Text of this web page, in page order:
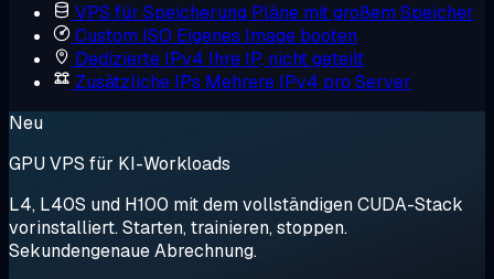
VPS für Speicherung Pläne mit großem Speicher
Custom ISO Eigenes Image booten
Dedizierte IPv4 Ihre IP, nicht geteilt
Zusätzliche IPs Mehrere IPv4 pro Server
Neu
GPU VPS für KI-Workloads
L4, L40S und H100 mit dem vollständigen CUDA-Stack
vorinstalliert. Starten, trainieren, stoppen.
Sekundengenaue Abrechnung.